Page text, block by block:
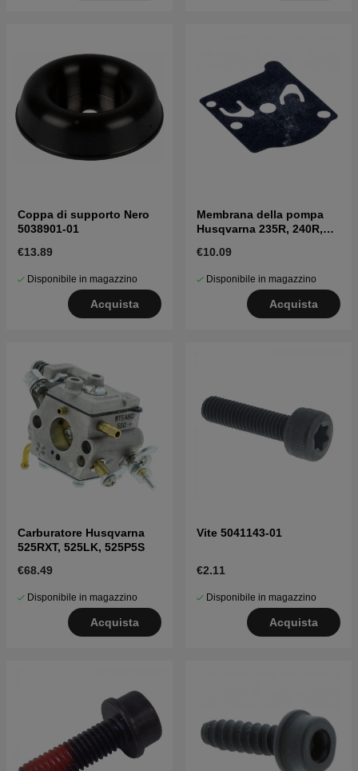
Coppa di supporto Nero
5038901-01
€13.89
Disponibile in magazzino
Acquista
Membrana della pompa
Husqvarna 235R, 240R,
€10.09
Disponibile in magazzino
Acquista
Carburatore Husqvarna
525RXT, 525LK, 525P5S
€68.49
Disponibile in magazzino
Acquista
Vite 5041143-01
€2.11
Disponibile in magazzino
Acquista